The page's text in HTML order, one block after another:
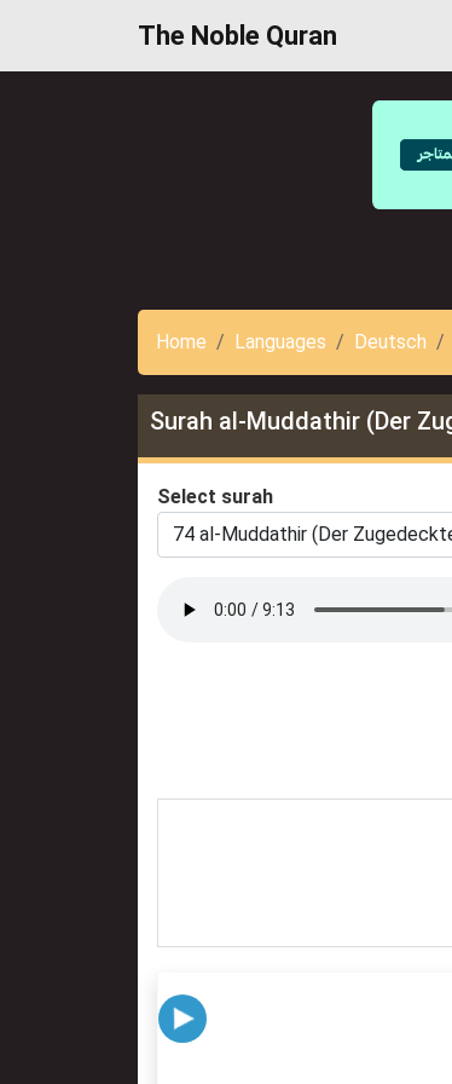
The Noble Quran
Home Languages Deutsch
Surah al-Muddathir (Der
Select surah